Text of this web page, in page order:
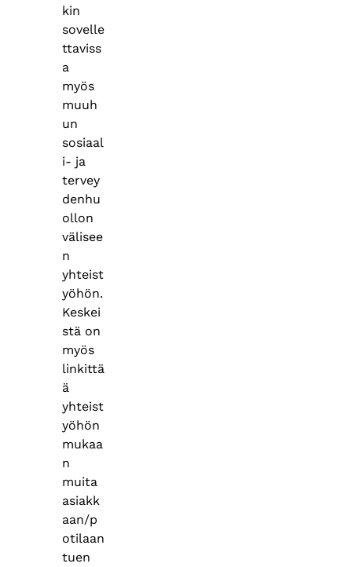
kin
sovelle
ttaviss
a
myös
muuh
un
sosiaal
i- ja
tervey
denhu
ollon
välisee
n
yhteist
yöhön.
Keskei
stä on
myös
linkittä
ä
yhteist
yöhön
mukaa
n
muita
asiakk
aan/p
otilaan
tuen